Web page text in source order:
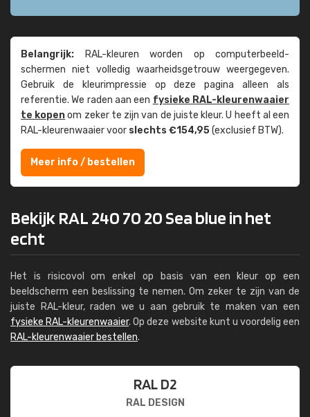
Belangrijk: RAL-kleuren worden op computer­beeld­
schermen niet volledig waarheids­­getrouw weer­gegeven.
Gebruik de kleur­impressie op deze pagina alleen als
referentie. We raden aan een fysieke RAL-kleuren­waaier
te kopenom zeker te zijn van de juiste kleur. U heeft al een
RAL-kleuren­waaier voor slechts €154,95(exclusief BTW).
Meer info / bestellen
Bekijk RAL 240 70 20 Sea blue in het
echt
Het is risicovol om enkel op basis van een kleur op een
beeldscherm een beslissing te nemen. Om zeker te zijn van de
juiste RAL-kleur, raden we u aan gebruik te maken van een
fysieke RAL-kleurenwaaier. Op deze website kunt u voordelig een
RAL-kleurenwaaier bestellen.
RAL D2
RAL DESIGN